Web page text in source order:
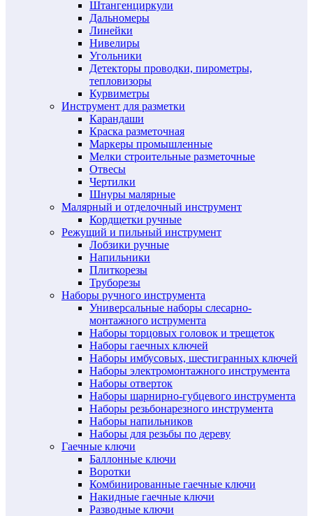
Штангенциркули
Дальномеры
Линейки
Нивелиры
Угольники
Детекторы проводки, пирометры,
тепловизоры
Курвиметры
Инструмент для разметки
Карандаши
Краска разметочная
Маркеры промышленные
Мелки строительные разметочные
Отвесы
Чертилки
Шнуры малярные
Малярный и отделочный инструмент
Кордщетки ручные
Режущий и пильный инструмент
Лобзики ручные
Напильники
Плиткорезы
Труборезы
Наборы ручного инструмента
Универсальные наборы слесарно-
монтажного иструмента
Наборы торцовых головок и трещеток
Наборы гаечных ключей
Наборы имбусовых, шестигранных ключей
Наборы электромонтажного инструмента
Наборы отверток
Наборы шарнирно-губцевого инструмента
Наборы резьбонарезного инструмента
Наборы напильников
Наборы для резьбы по дереву
Гаечные ключи
Баллонные ключи
Воротки
Комбинированные гаечные ключи
Накидные гаечные ключи
Разводные ключи